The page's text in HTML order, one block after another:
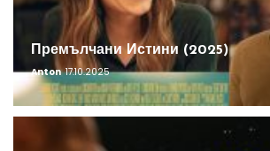
Премълчани Истини (2025)
Anton 17.10.2025